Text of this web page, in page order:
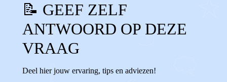
📝 GEEF ZELF
ANTWOORD OP DEZE
VRAAG
Deel hier jouw ervaring, tips en adviezen!